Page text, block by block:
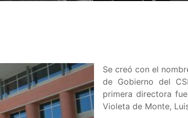
Se creó con el
de Gobierno del
primera directora
Violeta de Monte,